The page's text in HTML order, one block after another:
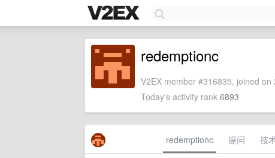
redemptionc
V2EX member #316835, joined
Today's activity rank 6893
redemptionc 提问 技